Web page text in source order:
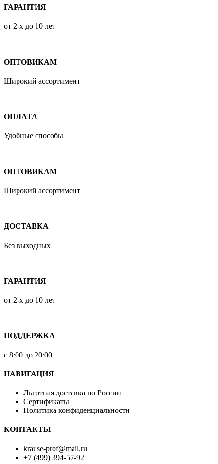
ГАРАНТИЯ
от 2-х до 10 лет
ОПТОВИКАМ
Широкий ассортимент
ОПЛАТА
Удобные способы
ОПТОВИКАМ
Широкий ассортимент
ДОСТАВКА
Без выходных
ГАРАНТИЯ
от 2-х до 10 лет
ПОДДЕРЖКА
с 8:00 до 20:00
НАВИГАЦИЯ
Льготная доставка по России
Сертификаты
Политика конфиденциальности
КОНТАКТЫ
krause-prof@mail.ru
+7 (499) 394-57-92